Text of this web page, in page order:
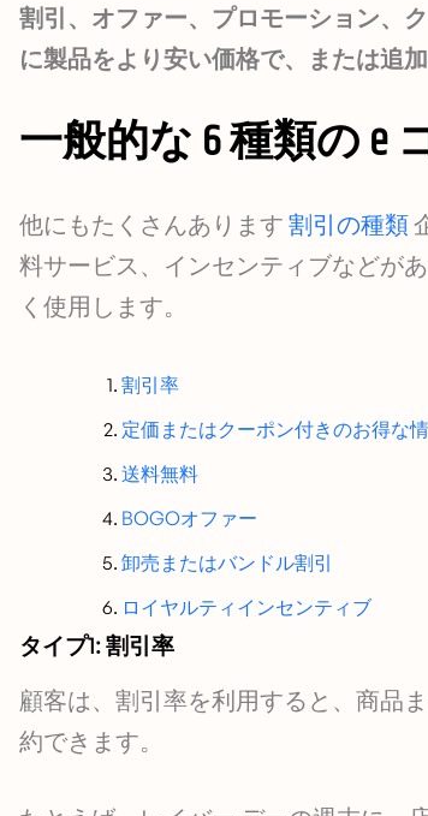
割引、オファー、プロモーション、
に製品をより安い価格で、または追
一般的な 6 種類の e
他にもたくさんあります 割引の種類
料サービス、インセンティブなどが
く使用します。
割引率
定価またはクーポン付きのお得な
送料無料
BOGOオファー
卸売またはバンドル割引
ロイヤルティインセンティブ
タイプ1: 割引率
顧客は、割引率を利用すると、商品
約できます。